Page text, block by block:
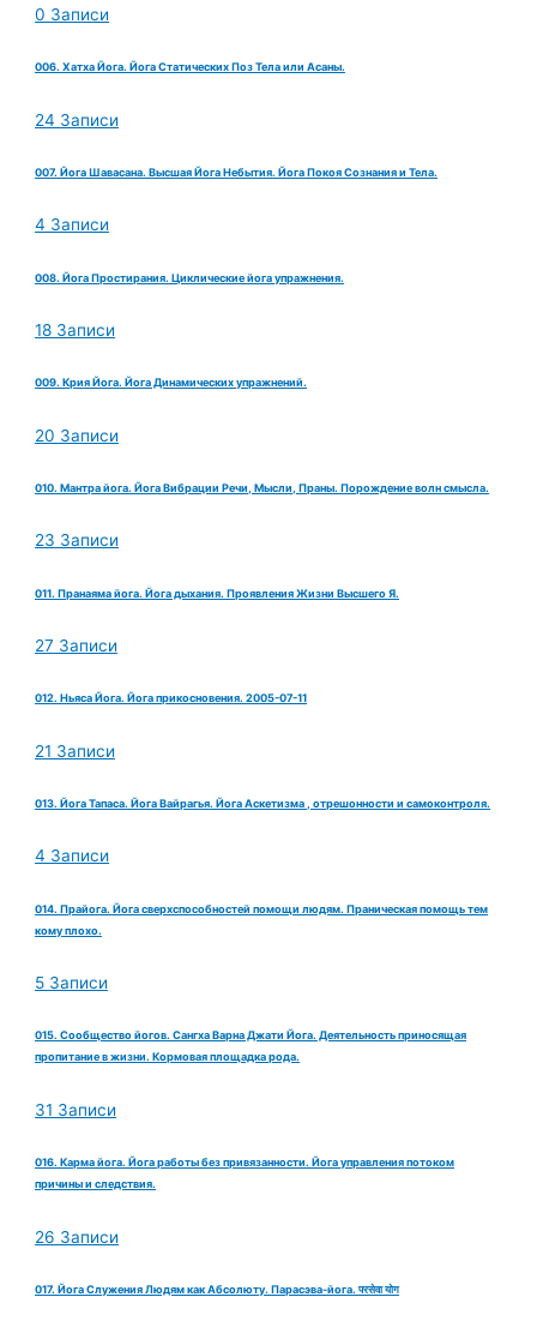
0 Записи
006. Хатха Йога. Йога Статических Поз Тела или Асаны.
24 Записи
007. Йога Шавасана. Высшая Йога Небытия. Йога Покоя Сознания и Тела.
4 Записи
008. Йога Простирания. Циклические йога упражнения.
18 Записи
009. Крия Йога. Йога Динамических упражнений.
20 Записи
010. Мантра йога. Йога Вибрации Речи, Мысли, Праны. Порождение волн смысла.
23 Записи
011. Пранаяма йога. Йога дыхания. Проявления Жизни Высшего Я.
27 Записи
012. Ньяса Йога. Йога прикосновения. 2005-07-11
21 Записи
013. Йога Тапаса. Йога Вайрагья. Йога Аскетизма , отрешонности и самоконтроля.
4 Записи
014. Прайога. Йога сверхспособностей помощи людям. Праническая помощь тем
кому плохо.
5 Записи
015. Сообщество йогов. Сангха Варна Джати Йога. Деятельность приносящая
пропитание в жизни. Кормовая площадка рода.
31 Записи
016. Карма йога. Йога работы без привязанности. Йога управления потоком
причины и следствия.
26 Записи
017. Йога Служения Людям как Абсолюту. Парасэва-йога. परसेवा योग